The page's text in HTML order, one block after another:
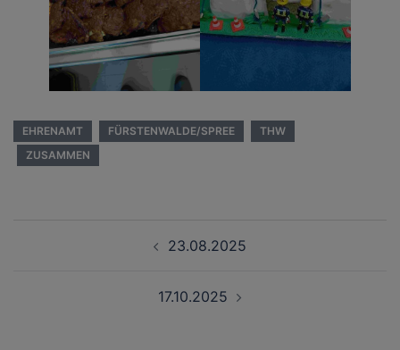
EHRENAMT FÜRSTENWALDE/SPREE
THW
ZUSAMMEN
23.08.2025
17.10.2025